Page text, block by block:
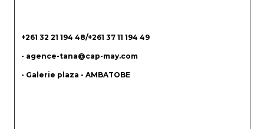
+261 32 21 194 48/+261 37 11 194 49
- agence-tana@cap-may.com
- Galerie plaza - AMBATOBE